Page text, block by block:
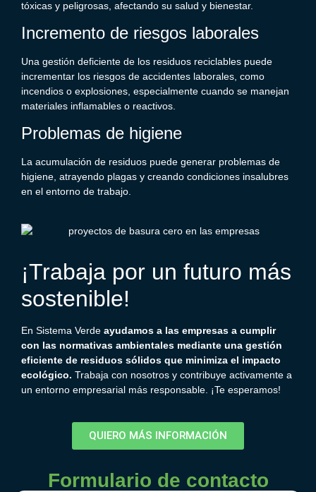
tóxicas y peligrosas, afectando su salud y bienestar.
Incremento de riesgos laborales
Una gestión deficiente de los residuos reciclables puede
incrementar los riesgos de accidentes laborales, como
incendios o explosiones, especialmente cuando se manejan
materiales inflamables o reactivos.
Problemas de higiene
La acumulación de residuos puede generar problemas de
higiene, atrayendo plagas y creando condiciones insalubres
en el entorno de trabajo.
¡Trabaja por un futuro más
sostenible!
En Sistema Verde ayudamos a las empresas a cumplir
con las normativas ambientales mediante una gestión
eficiente de residuos sólidos que minimiza el impacto
ecológico. Trabaja con nosotros y contribuye activamente a
un entorno empresarial más responsable. ¡Te esperamos!
QUIERO MÁS INFORMACIÓN
Formulario de contacto